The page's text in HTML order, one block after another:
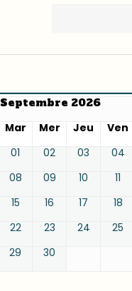
Septembre 2026
Mar Mer Jeu Ven
01
02 03 04
08 09 10 11
15 16 17 18
22 23 24 25
29 30